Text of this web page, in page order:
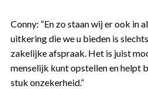
Conny: “En zo staan wij er ook in
uitkering die we u bieden is
zakelijke afspraak. Het is juist
menselijk kunt opstellen en helpt
stuk onzekerheid.”